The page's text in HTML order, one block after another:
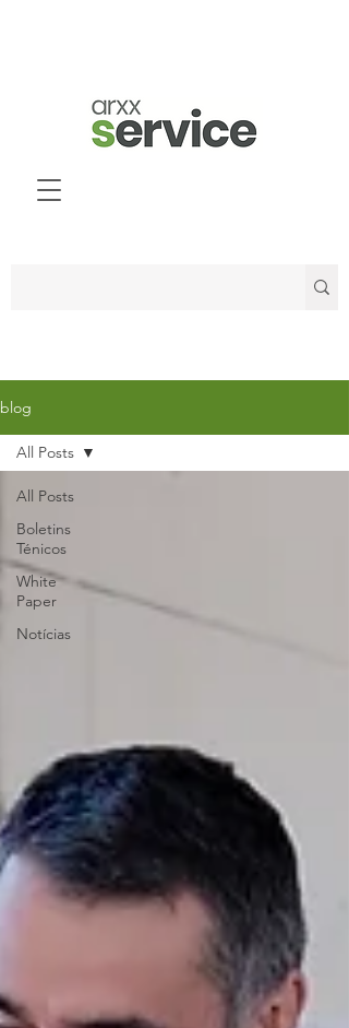
blog
All Posts
Boletins
Ténicos
White
Paper
Notícias
All Posts